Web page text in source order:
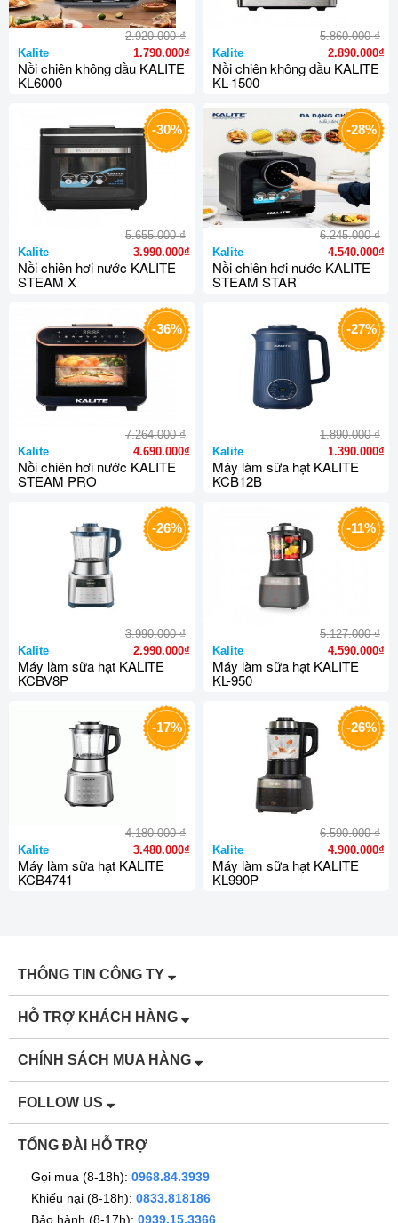
2.920.000₫
1.790.000₫
Kalite
Nồi chiên không dầu KALITE
KL6000
5.860.000₫
2.890.000₫
Kalite
Nồi chiên không dầu KALITE
KL-1500
-30%
5.655.000₫
3.990.000₫
Kalite
Nồi chiên hơi nước KALITE
STEAM X
-28%
6.245.000₫
4.540.000₫
Kalite
Nồi chiên hơi nước KALITE
STEAM STAR
-36%
7.264.000₫
4.690.000₫
Kalite
Nồi chiên hơi nước KALITE
STEAM PRO
-27%
1.890.000₫
1.390.000₫
Kalite
Máy làm sữa hạt KALITE
KCB12B
-26%
3.990.000₫
2.990.000₫
Kalite
Máy làm sữa hạt KALITE
KCBV8P
-11%
5.127.000₫
4.590.000₫
Kalite
Máy làm sữa hạt KALITE
KL-950
-17%
4.180.000₫
3.480.000₫
Kalite
Máy làm sữa hạt KALITE
KCB4741
-26%
6.590.000₫
4.900.000₫
Kalite
Máy làm sữa hạt KALITE
KL990P
THÔNG TIN CÔNG TY
HỖ TRỢ KHÁCH HÀNG
CHÍNH SÁCH MUA HÀNG
FOLLOW US
TỔNG ĐÀI HỖ TRỢ
Gọi mua (8-18h): 0968.84.3939
Khiếu nại (8-18h): 0833.818186
Bảo hành (8-17h): 0939.15.3366